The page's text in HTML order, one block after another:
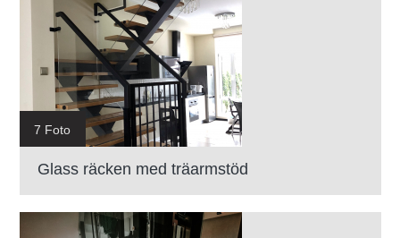
7 Foto
Glass räcken med träarmstöd